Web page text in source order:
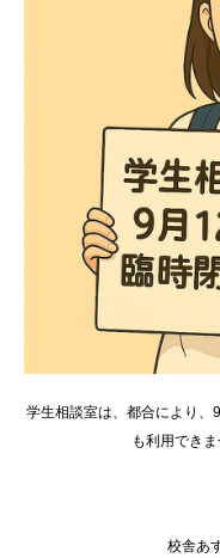
学生相談室は、都合により、
も利用でき
校舎あ